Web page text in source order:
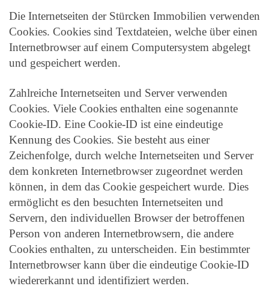
Die Internetseiten der Stürcken Immobilien verwenden
Cookies. Cookies sind Textdateien, welche über einen
Internetbrowser auf einem Computersystem abgelegt
und gespeichert werden.
Zahlreiche Internetseiten und Server verwenden
Cookies. Viele Cookies enthalten eine sogenannte
Cookie-ID. Eine Cookie-ID ist eine eindeutige
Kennung des Cookies. Sie besteht aus einer
Zeichenfolge, durch welche Internetseiten und Server
dem konkreten Internetbrowser zugeordnet werden
können, in dem das Cookie gespeichert wurde. Dies
ermöglicht es den besuchten Internetseiten und
Servern, den individuellen Browser der betroffenen
Person von anderen Internetbrowsern, die andere
Cookies enthalten, zu unterscheiden. Ein bestimmter
Internetbrowser kann über die eindeutige Cookie-ID
wiedererkannt und identifiziert werden.